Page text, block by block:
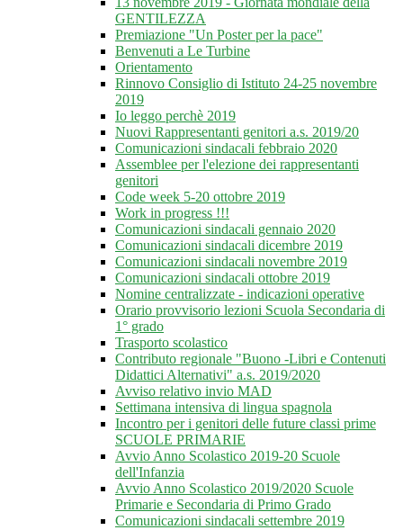
GENTILEZZA
Premiazione "Un Poster per la pace"
Benvenuti a Le Turbine
Orientamento
Rinnovo Consiglio di Istituto 24-25 novembre
2019
Io leggo perchè 2019
Nuovi Rappresentanti genitori a.s. 2019/20
Comunicazioni sindacali febbraio 2020
Assemblee per l'elezione dei rappresentanti
genitori
Code week 5-20 ottobre 2019
Work in progress !!!
Comunicazioni sindacali gennaio 2020
Comunicazioni sindacali dicembre 2019
Comunicazioni sindacali novembre 2019
Comunicazioni sindacali ottobre 2019
Nomine centralizzate - indicazioni operative
Orario provvisorio lezioni Scuola Secondaria di
1° grado
Trasporto scolastico
Contributo regionale "Buono -Libri e Contenuti
Didattici Alternativi" a.s. 2019/2020
Avviso relativo invio MAD
Settimana intensiva di lingua spagnola
Incontro per i genitori delle future classi prime
SCUOLE PRIMARIE
Avvio Anno Scolastico 2019-20 Scuole
dell'Infanzia
Avvio Anno Scolastico 2019/2020 Scuole
Primarie e Secondaria di Primo Grado
Comunicazioni sindacali settembre 2019